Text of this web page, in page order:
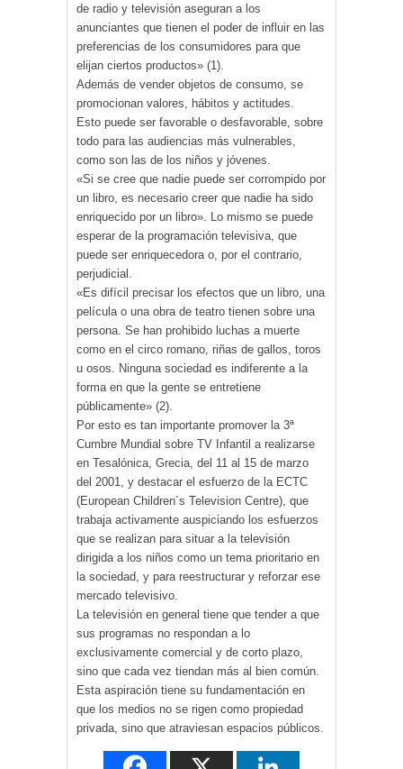
de radio y televisión aseguran a los
anunciantes que tienen el poder de influir en las
preferencias de los consumidores para que
elijan ciertos productos» (1).
Además de vender objetos de consumo, se
promocionan valores, hábitos y actitudes.
Esto puede ser favorable o desfavorable, sobre
todo para las audiencias más vulnerables,
como son las de los niños y jóvenes.
«Si se cree que nadie puede ser corrompido por
un libro, es necesario creer que nadie ha sido
enriquecido por un libro». Lo mismo se puede
esperar de la programación televisiva, que
puede ser enriquecedora o, por el contrario,
perjudicial.
«Es difícil precisar los efectos que un libro, una
película o una obra de teatro tienen sobre una
persona. Se han prohibido luchas a muerte
como en el circo romano, riñas de gallos, toros
u osos. Ninguna sociedad es indiferente a la
forma en que la gente se entretiene
públicamente» (2).
Por esto es tan importante promover la 3ª
Cumbre Mundial sobre TV Infantil a realizarse
en Tesalónica, Grecia, del 11 al 15 de marzo
del 2001, y destacar el esfuerzo de la ECTC
(European Children´s Television Centre), que
trabaja activamente auspiciando los esfuerzos
que se realizan para situar a la televisión
dirigida a los niños como un tema prioritario en
la sociedad, y para reestructurar y reforzar ese
mercado televisivo.
La televisión en general tiene que tender a que
sus programas no respondan a lo
exclusivamente comercial y de corto plazo,
sino que cada vez tiendan más al bien común.
Esta aspiración tiene su fundamentación en
que los medios no se rigen como propiedad
privada, sino que atraviesan espacios públicos.